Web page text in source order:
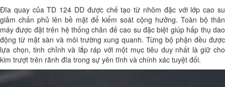
Đĩa quay của TD 124 DD được chế tạo từ nhôm đặc với lớp cao su
giảm chấn phủ lên bề mặt để kiểm soát cộng hưởng. Toàn bộ thân
máy được đặt trên hệ thống chân đế cao su đặc biệt giúp hấp thụ dao
động từ mặt sàn và môi trường xung quanh. Từng bộ phận đều được
lựa chọn, tinh chỉnh và lắp ráp với một mục tiêu duy nhất là giữ cho
kim trượt trên rãnh đĩa trong sự yên tĩnh và chính xác tuyệt đối.